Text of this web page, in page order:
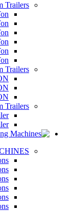
Trailers
Trailers
Trailers